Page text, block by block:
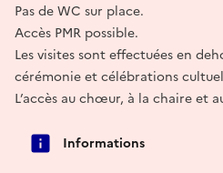
Pas de WC sur place.
Accès PMR possible.
Les visites sont effectuées en
cérémonie et célébrations
L’accès au chœur, à la chaire et
Informations